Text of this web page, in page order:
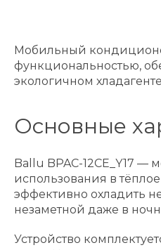
Мобильный
функциональностью,
экологичном
Основные
Ballu BPAC-12CE_Y17
использования в
эффективно охладить
незаметной даже в
Устройство